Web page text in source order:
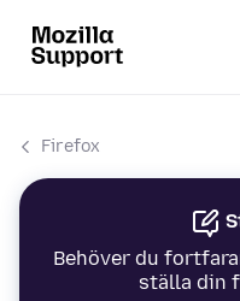
Firefox
Behöver du
ställa din